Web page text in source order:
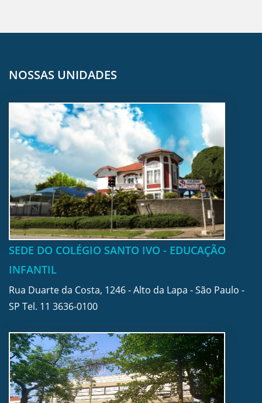
NOSSAS UNIDADES
SEDE DO COLÉGIO SANTO IVO - EDUCAÇÃO
INFANTIL
Rua Duarte da Costa, 1246 - Alto da Lapa - São Paulo -
SP Tel. 11 3636-0100